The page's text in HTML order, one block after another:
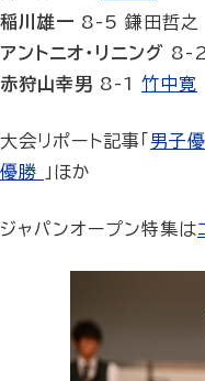
稲川雄一 8-5 鎌田哲之
アントニオ・リニング 8-
赤狩山幸男 8-1 竹中寛
大会リポート記事「 男子
優勝
」ほか
ジャパンオープン特集は